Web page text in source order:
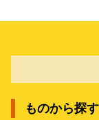
ものから探す